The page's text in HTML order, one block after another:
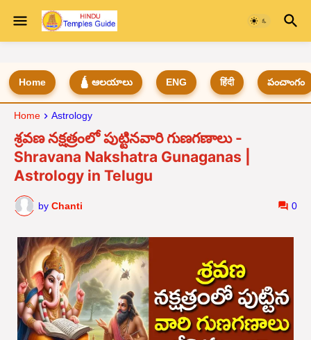
Home 🛕 ఆలయాలు ENG हिंदी పంచాంగం
Home Astrology
శ్రవణ నక్షత్రంలో పుట్టినవారి గుణగణాలు -
Shravana Nakshatra Gunaganas |
Astrology in Telugu
by Chanti 0